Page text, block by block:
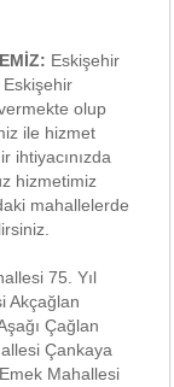
Eskişehir
Eskişehir
olup
ile hizmet
ihtiyacınızda
hizmetimiz
mahallelerde
75. Yıl
Akçağlan
Çağlan
Çankaya
Mahallesi